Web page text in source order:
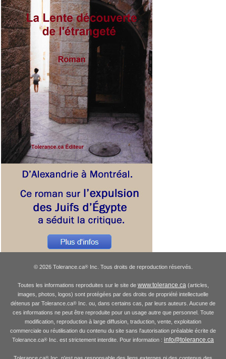
© 2026 Tolerance.ca®Inc. Tous droits de reproduction réservés.
Toutes les informations reproduites sur le site de www.tolerance.ca(articles,
images, photos, logos) sont protégées par des droits de propriété intellectuelle
détenus par Tolerance.ca® Inc. ou, dans certains cas, par leurs auteurs. Aucune de
ces informations ne peut être reproduite pour un usage autre que personnel. Toute
modification, reproduction à large diffusion, traduction, vente, exploitation
commerciale ou réutilisation du contenu du site sans l'autorisation préalable écrite de
Tolerance.ca® Inc. est strictement interdite. Pour information : info@tolerance.ca